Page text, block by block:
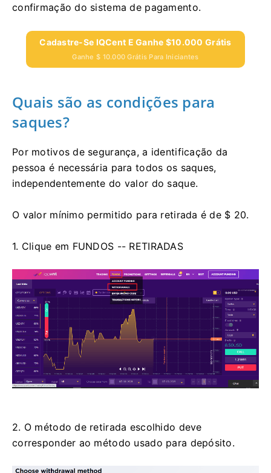
confirmação do sistema de pagamento.
Cadastre-Se IQCent E Ganhe $10.000 Grátis
Ganhe $ 10.000 Grátis Para Iniciantes
Quais são as condições para
saques?
Por motivos de segurança, a identificação da
pessoa é necessária para todos os saques,
independentemente do valor do saque.
O valor mínimo permitido para retirada é de $ 20.
1. Clique em FUNDOS -- RETIRADAS
2. O método de retirada escolhido deve
corresponder ao método usado para depósito.